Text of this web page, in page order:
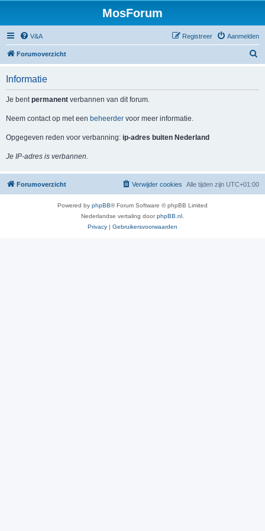
MosForum
V&A Aanmelden
Registreer
Forumoverzicht
Informatie
Je bentpermanent verbannen van dit forum.
Neem contact op met een beheerder voor meer informatie.
Opgegeven reden voor verbanning: ip-adres buiten Nederland
Je IP-adres is verbannen.
Forumoverzicht Alle tijden zijn UTC+01:00
Verwijder cookies
Powered by phpBB® Forum Software © phpBB Limited
Nederlandse vertaling doorphpBB.nl
Privacy | Gebruikersvoorwaarden